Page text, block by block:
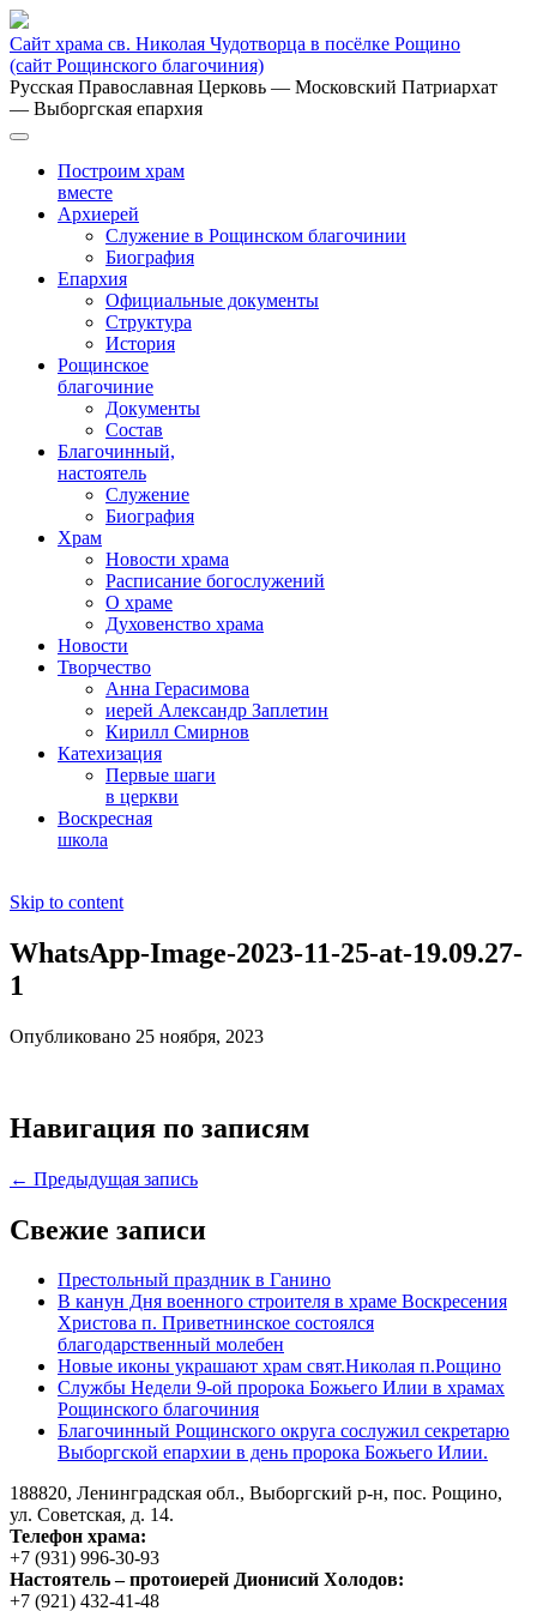
Сайт храма св. Николая Чудотворца в посёлке Рощино
(сайт Рощинского благочиния)
Русская Православная Церковь — Московский Патриархат
— Выборгская епархия
Построим храм
вместе
Архиерей
Служение в Рощинском благочинии
Биография
Епархия
Официальные документы
Структура
История
Рощинское
благочиние
Документы
Состав
Благочинный,
настоятель
Служение
Биография
Храм
Новости храма
Расписание богослужений
О храме
Духовенство храма
Новости
Творчество
Анна Герасимова
иерей Александр Заплетин
Кирилл Смирнов
Катехизация
Первые шаги
в церкви
Воскресная
школа
Skip to content
WhatsApp-Image-2023-11-25-at-19.09.27-
1
Опубликовано 25 ноября, 2023
Навигация по записям
← Предыдущая запись
Свежие записи
Престольный праздник в Ганино
В канун Дня военного строителя в храме Воскресения
Христова п. Приветнинское состоялся
благодарственный молебен
Новые иконы украшают храм свят.Николая п.Рощино
Службы Недели 9-ой пророка Божьего Илии в храмах
Рощинского благочиния
Благочинный Рощинского округа сослужил секретарю
Выборгской епархии в день пророка Божьего Илии.
188820, Ленинградская обл., Выборгский р-н, пос. Рощино,
ул. Советская, д. 14.
Телефон храма:
+7 (931) 996-30-93
Настоятель – протоиерей Дионисий Холодов:
+7 (921) 432-41-48